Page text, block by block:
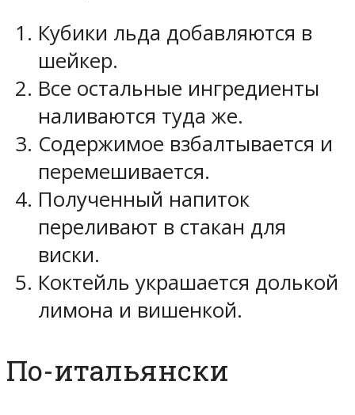
Кубики льда добавляются в
шейкер.
Все остальные ингредиенты
наливаются туда же.
Содержимое взбалтывается и
перемешивается.
Полученный напиток
переливают в стакан для
виски.
Коктейль украшается долькой
лимона и вишенкой.
По-итальянски